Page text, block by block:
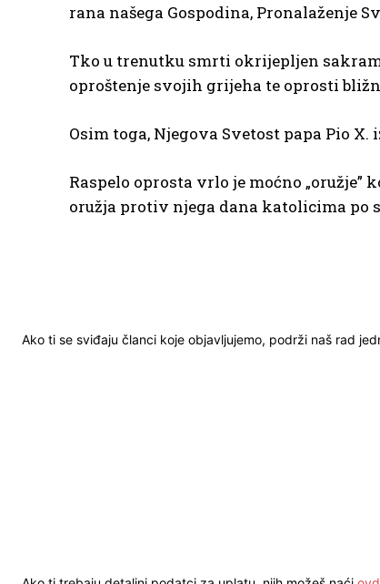
rana našega Gospodina, Pronalaženje
Tko u trenutku smrti okrijepljen
oproštenje svojih grijeha te oprosti
Osim toga, Njegova Svetost papa Pio
Raspelo oprosta vrlo je moćno
oružja protiv njega dana katolicima po
Ako ti se sviđaju članci koje objavljujemo, podrži naš rad